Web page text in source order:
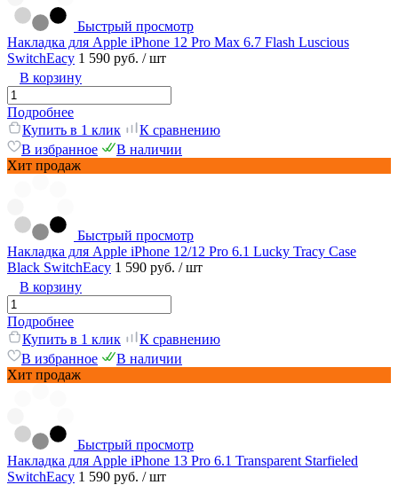
Быстрый просмотр
Накладка для Apple iPhone 12 Pro Max 6.7 Flash Luscious
SwitchEacy 1 590 руб. / шт
В корзину
Подробнее
Купить в 1 клик
К сравнению
В избранное
В наличии
Хит продаж
Быстрый просмотр
Накладка для Apple iPhone 12/12 Pro 6.1 Lucky Tracy Case
Black SwitchEacy 1 590 руб. / шт
В корзину
Подробнее
Купить в 1 клик
К сравнению
В избранное
В наличии
Хит продаж
Быстрый просмотр
Накладка для Apple iPhone 13 Pro 6.1 Transparent Starfieled
SwitchEacy 1 590 руб. / шт